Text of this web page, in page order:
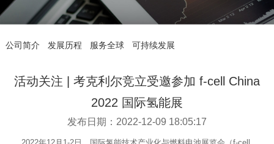
公司简介 发展历程 服务全球 可持续发展
活动关注 | 考克利尔竞立受邀参加 f-cell China
2022 国际氢能展
发布日期：2022-12-09 18:05:17